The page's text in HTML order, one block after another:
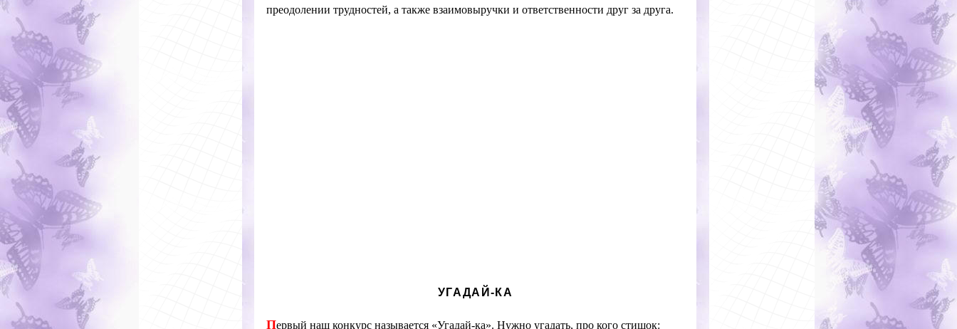
преодолении трудностей, а также взаимовыручки и ответственности друг за друга.
УГАДАЙ-КА
Первый наш конкурс называется «Угадай-ка». Нужно угадать, про кого стишок: